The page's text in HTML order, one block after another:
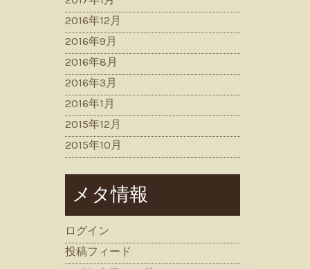
2016年12月
2016年9月
2016年8月
2016年3月
2016年1月
2015年12月
2015年10月
メタ情報
ログイン
投稿フィード